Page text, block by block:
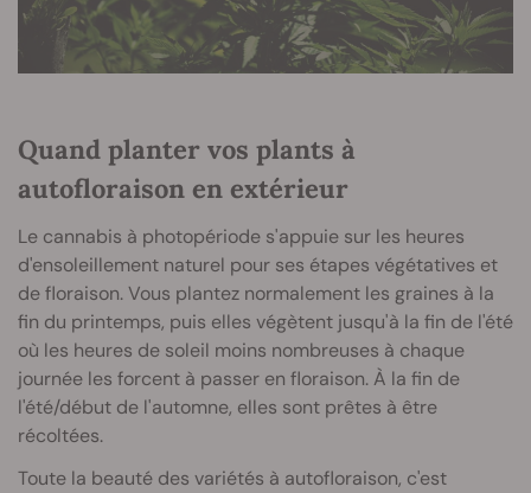
Quand planter vos plants à
autofloraison en extérieur
Le cannabis à photopériode s'appuie sur les heures
d'ensoleillement naturel pour ses étapes végétatives et
de floraison. Vous plantez normalement les graines à la
fin du printemps, puis elles végètent jusqu'à la fin de l'été
où les heures de soleil moins nombreuses à chaque
journée les forcent à passer en floraison. À la fin de
l'été/début de l'automne, elles sont prêtes à être
récoltées.
Toute la beauté des variétés à autofloraison, c'est